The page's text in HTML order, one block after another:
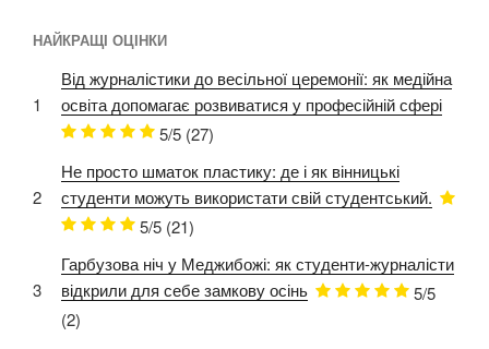
НАЙКРАЩІ ОЦІНКИ
1
Від журналістики до весільної церемонії: як медійна
освіта допомагає розвиватися у професійній сфері
5/5 (27)
2
Не просто шматок пластику: де і як вінницькі
студенти можуть використати свій студентський.
5/5 (21)
3
Гарбузова ніч у Меджибожі: як студенти-журналісти
відкрили для себе замкову осінь
5/5
(2)